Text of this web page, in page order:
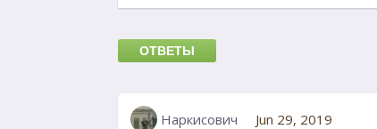
ОТВЕТЫ
Наркисович Jun 29, 2019